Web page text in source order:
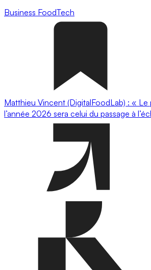
Business FoodTech
Matthieu Vincent (DigitalFoodLab) : « Le
l’année 2026 sera celui du passage à